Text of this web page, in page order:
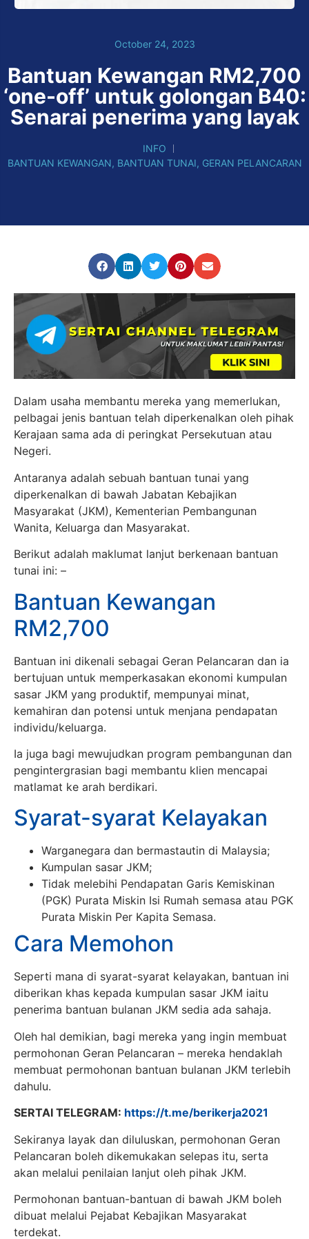
October 24, 2023
Bantuan Kewangan RM2,700
‘one-off’ untuk golongan B40:
Senarai penerima yang layak
INFO
BANTUAN KEWANGAN, BANTUAN TUNAI, GERAN PELANCARAN
Dalam usaha membantu mereka yang memerlukan,
pelbagai jenis bantuan telah diperkenalkan oleh pihak
Kerajaan sama ada di peringkat Persekutuan atau
Negeri.
Antaranya adalah sebuah bantuan tunai yang
diperkenalkan di bawah Jabatan Kebajikan
Masyarakat (JKM), Kementerian Pembangunan
Wanita, Keluarga dan Masyarakat.
Berikut adalah maklumat lanjut berkenaan bantuan
tunai ini: –
Bantuan Kewangan
RM2,700
Bantuan ini dikenali sebagai Geran Pelancaran dan ia
bertujuan untuk memperkasakan ekonomi kumpulan
sasar JKM yang produktif, mempunyai minat,
kemahiran dan potensi untuk menjana pendapatan
individu/keluarga.
Ia juga bagi mewujudkan program pembangunan dan
pengintergrasian bagi membantu klien mencapai
matlamat ke arah berdikari.
Syarat-syarat Kelayakan
Warganegara dan bermastautin di Malaysia;
Kumpulan sasar JKM;
Tidak melebihi Pendapatan Garis Kemiskinan
(PGK) Purata Miskin Isi Rumah semasa atau PGK
Purata Miskin Per Kapita Semasa.
Cara Memohon
Seperti mana di syarat-syarat kelayakan, bantuan ini
diberikan khas kepada kumpulan sasar JKM iaitu
penerima bantuan bulanan JKM sedia ada sahaja.
Oleh hal demikian, bagi mereka yang ingin membuat
permohonan Geran Pelancaran – mereka hendaklah
membuat permohonan bantuan bulanan JKM terlebih
dahulu.
SERTAI TELEGRAM: https://t.me/berikerja2021
Sekiranya layak dan diluluskan, permohonan Geran
Pelancaran boleh dikemukakan selepas itu, serta
akan melalui penilaian lanjut oleh pihak JKM.
Permohonan bantuan-bantuan di bawah JKM boleh
dibuat melalui Pejabat Kebajikan Masyarakat
terdekat.